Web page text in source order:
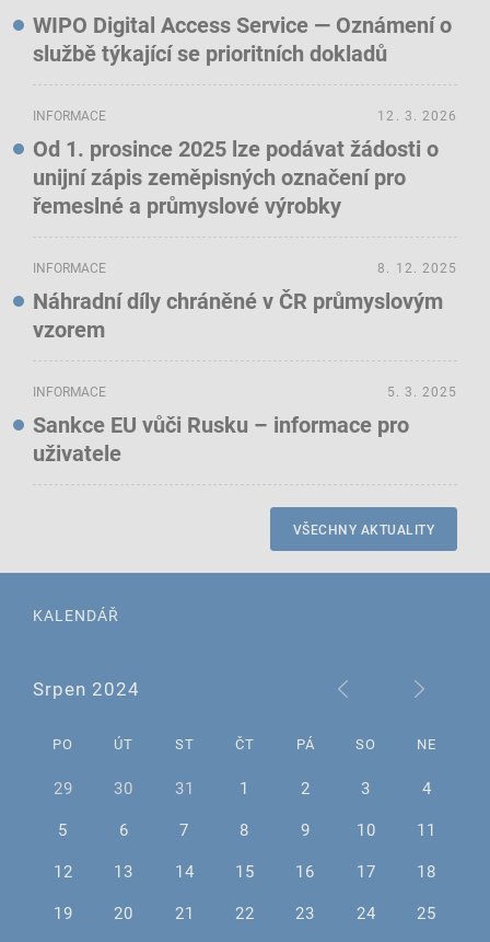
WIPO Digital Access Service — Oznámení o
službě týkající se prioritních dokladů
INFORMACE
Od 1. prosince 2025 lze podávat žádosti o
unijní zápis zeměpisných označení pro
řemeslné a průmyslové výrobky
12. 3. 2026
INFORMACE
Náhradní díly chráněné v ČR průmyslovým
vzorem
8. 12. 2025
INFORMACE
Sankce EU vůči Rusku – informace pro
uživatele
5. 3. 2025
VŠECHNY AKTUALITY
KALENDÁŘ
Srpen 2024
PO ÚT ST ČT PÁ SO NE
29 30 31 1 2 3
4
5
6 7 8 9 10
11
12
13 14 15 16 17
18
19
20 21 22 23 24
25